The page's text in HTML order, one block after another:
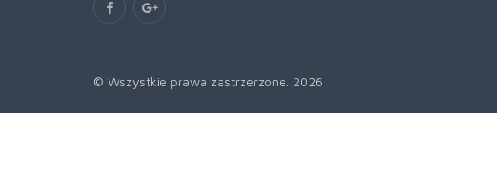
© Wszystkie prawa zastrzerzone. 2026